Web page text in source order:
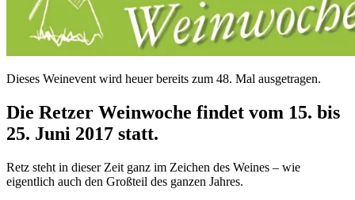
Dieses Weinevent wird heuer bereits zum 48. Mal ausgetragen.
Die Retzer Weinwoche findet vom 15. bis
25. Juni 2017 statt.
Retz steht in dieser Zeit ganz im Zeichen des Weines – wie
eigentlich auch den Großteil des ganzen Jahres.